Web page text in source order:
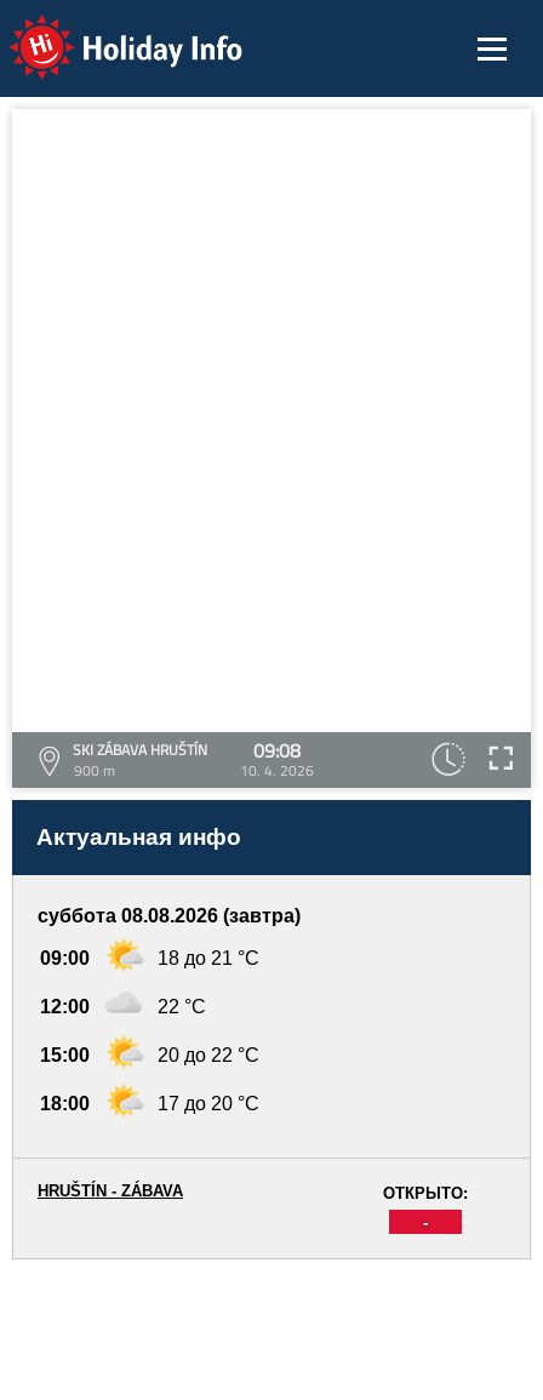
Holiday Info
SKI ZÁBAVA HRUŠTÍN
900 m
09:08
10. 4. 2026
Актуальная инфо
суббота 08.08.2026 (завтра)
09:00 18 до 21 °C
12:00 22 °C
15:00 20 до 22 °C
18:00 17 до 20 °C
ОТКРЫТО:
-
HRUŠTÍN - ZÁBAVA